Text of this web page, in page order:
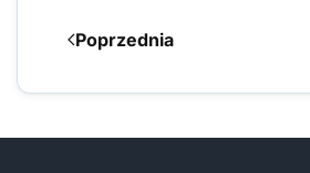
Poprzednia